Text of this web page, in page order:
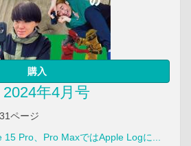
購入
年4月号
ページ
Pro、Pro MaxではApple Logに...